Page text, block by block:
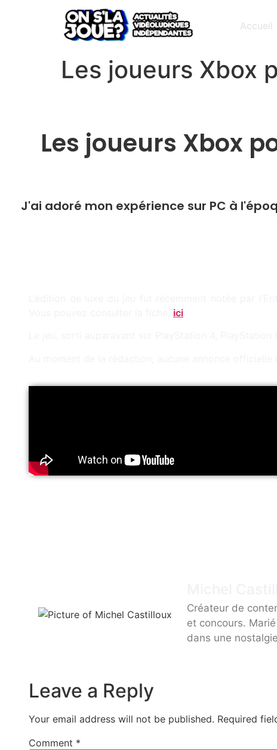
Accueil
Les joueurs Xbox
Les joueurs Xbox
J'ai adoré mon expérience sur PC à
ici
Créateur de
et concours.
dans une
Leave a Reply
Your email address will not be published. Required
Comment *